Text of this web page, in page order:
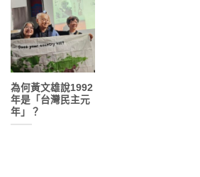
為何黃文雄說1992
年是「台灣民主元
年」？